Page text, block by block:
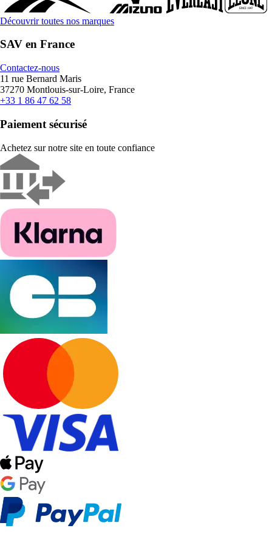
Découvrir toutes nos marques
SAV en France
Contactez-nous
11 rue Bernard Maris
37270 Montlouis-sur-Loire, France
+33 1 86 47 62 58
Paiement sécurisé
Achetez sur notre site en toute confiance